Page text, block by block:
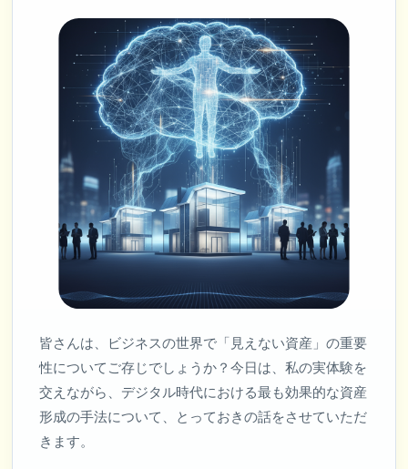
皆さんは、ビジネスの世界で「見えない資産」の重要
性についてご存じでしょうか？今日は、私の実体験を
交えながら、デジタル時代における最も効果的な資産
形成の手法について、とっておきの話をさせていただ
きます。